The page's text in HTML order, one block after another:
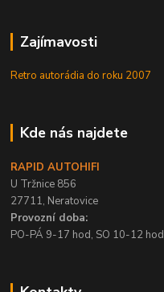
Zajímavosti
Retro autorádia do roku 2007
Kde nás najdete
RAPID AUTOHIFI
U Tržnice 856
27711, Neratovice
Provozní doba:
PO-PÁ 9-17 hod, SO 10-12 hod